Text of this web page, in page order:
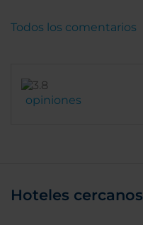
opiniones
Todos los comentarios
Hoteles cercanos